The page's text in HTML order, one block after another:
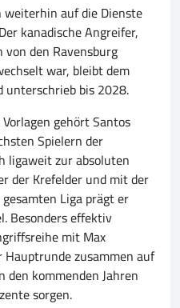
weiterhin auf die Dienste
kanadische Angreifer,
den Ravensburg
war, bleibt dem
bis 2028.
gehört Santos
Spielern der
ligaweit zur absoluten
der Krefelder und mit der
Liga prägt er
Besonders effektiv
mit Max
zusammen auf
kommenden Jahren
sorgen.